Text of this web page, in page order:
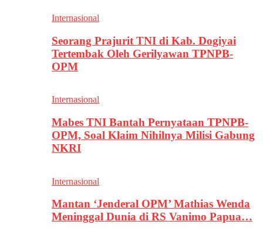
Internasional
Seorang Prajurit TNI di Kab. Dogiyai
Tertembak Oleh Gerilyawan TPNPB-
OPM
Internasional
Mabes TNI Bantah Pernyataan TPNPB-
OPM, Soal Klaim Nihilnya Milisi Gabung
NKRI
Internasional
Mantan ‘Jenderal OPM’ Mathias Wenda
Meninggal Dunia di RS Vanimo Papua…